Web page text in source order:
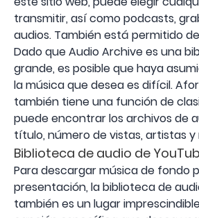
transmitir, así como podcasts,
audios. También está permitido
Dado que Audio Archive es una
grande, es posible que haya
la música que desea es difícil.
también tiene una función de
puede encontrar los archivos de
título, número de vistas, artistas
Biblioteca de audio de
Para descargar música de fondo
presentación, la biblioteca de
también es un lugar